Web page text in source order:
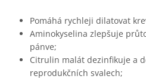
Pomáhá rychleji dilatovat
Aminokyselina zlepšuje
pánve;
Citrulin malát dezinfikuje a
reprodukčních svalech;